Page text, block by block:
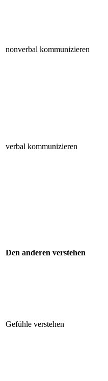
nonverbal kommunizieren
verbal kommunizieren
Den anderen verstehen
Gefühle verstehen